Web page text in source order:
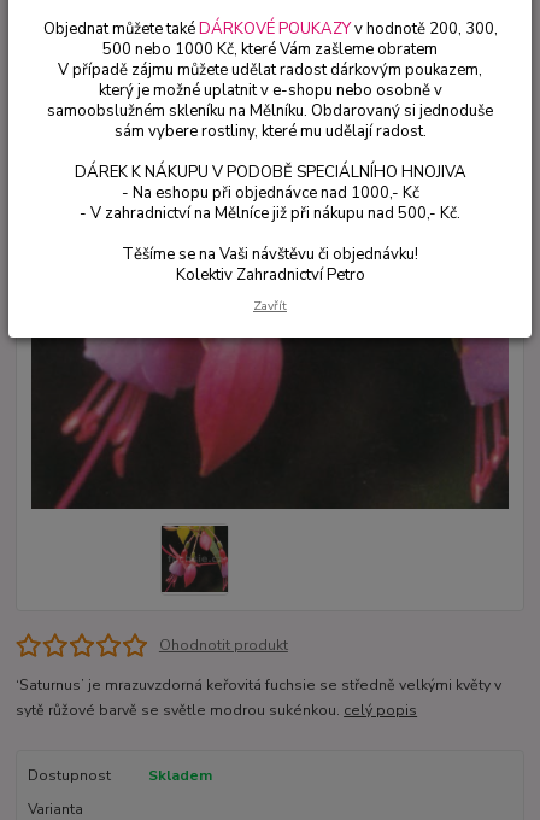
Ohodnotit produkt
‘Saturnus’ je mrazuvzdorná keřovitá fuchsie se středně velkými květy v
sytě růžové barvě se světle modrou sukénkou. celý popis
Dostupnost
Skladem
Varianta
Objednat můžete takéDÁRKOVÉ POUKAZYv hodnotě 200, 300,
500 nebo 1000 Kč, které Vám zašleme obratem
V případě zájmu můžete udělat radost dárkovým poukazem,
který je možné uplatnit v e-shopu nebo osobně v
samoobslužném skleníku na Mělníku. Obdarovaný si jednoduše
sám vybere rostliny, které mu udělají radost.
DÁREK K NÁKUPU V PODOBĚ SPECIÁLNÍHO HNOJIVA
- Na eshopu při objednávce nad 1000,- Kč
- V zahradnictví na Mělníce již při nákupu nad 500,- Kč.
Těšíme se na Vaši návštěvu či objednávku!
Kolektiv Zahradnictví Petro
Zavřít